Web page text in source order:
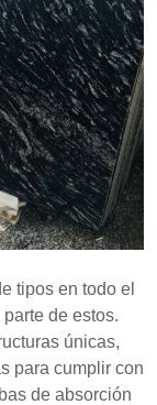
y
estándares
NCCBM y
pruebas de
garantizar
consumidor
tipos en todo el
de estos.
únicas,
para cumplir con
de absorción